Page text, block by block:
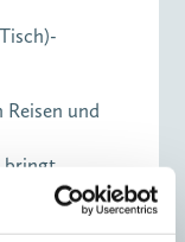
und
bringt
mit großer